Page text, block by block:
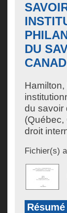
DU
Hamilton,
du savoir
(Québec,
droit
Fichier(s)
Résumé